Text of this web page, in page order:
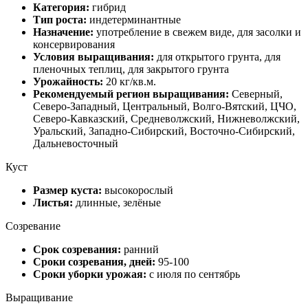
Категория: гибрид
Тип роста: индетерминантные
Назначение: употребление в свежем виде, для засолки и
консервирования
Условия выращивания: для открытого грунта, для
пленочных теплиц, для закрытого грунта
Урожайность: 20 кг/кв.м.
Рекомендуемый регион выращивания: Северный,
Северо-Западный, Центральный, Волго-Вятский, ЦЧО,
Северо-Кавказский, Средневолжский, Нижневолжский,
Уральский, Западно-Сибирский, Восточно-Сибирский,
Дальневосточный
Куст
Размер куста: высокорослый
Листья: длинные, зелёные
Созревание
Срок созревания: ранний
Сроки созревания, дней: 95-100
Сроки уборки урожая: с июля по сентябрь
Выращивание